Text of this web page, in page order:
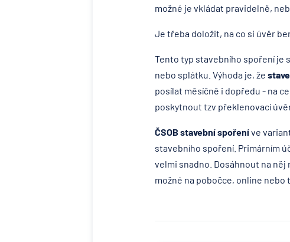
možné je vkládat pravidelně,
Je třeba doložit, na co si úvěr
Tento typ stavebního spoření je
nebo splátku. Výhoda je, že
posílat měsíčně i dopředu - na
poskytnout tzv překlenovací
ČSOB stavební spořeníve
stavebního spoření. Primárním
velmi snadno. Dosáhnout na něj
možné na pobočce, online nebo